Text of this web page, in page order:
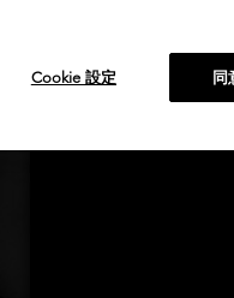
Cookie 設定 同